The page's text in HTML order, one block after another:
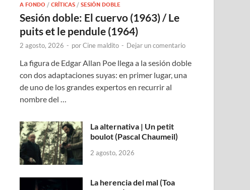
A FONDO /CRÍTICAS /SESIÓN DOBLE
Sesión doble: El cuervo (1963) / Le
puits et le pendule (1964)
2 agosto, 2026 - porCine maldito - Dejar un comentario
La figura de Edgar Allan Poe llega a la sesión doble
con dos adaptaciones suyas: en primer lugar, una
de uno de los grandes expertos en recurrir al
nombre del …
La alternativa | Un petit
boulot (Pascal Chaumeil)
2 agosto, 2026
La herencia del mal (Toa